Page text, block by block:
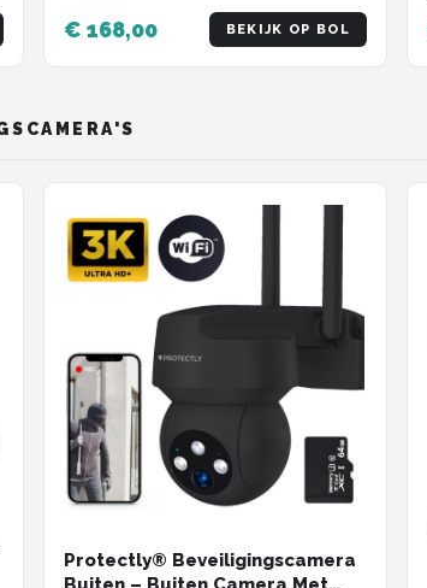
€ 168,00 BEKIJK OP BOL
Protectly® Beveiligingscamera